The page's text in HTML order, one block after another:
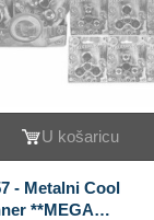
U košaricu
- Metalni Cool
**MEGA